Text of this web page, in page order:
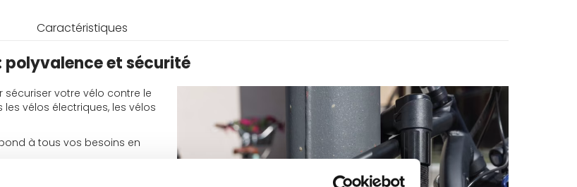
Caractéristiques
polyvalence et sécurité
sécuriser votre vélo contre le
les vélos électriques, les vélos
à tous vos besoins en